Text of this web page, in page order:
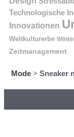
Technologische
Innovationen
Weltkulturerbe
Zeitmanagement
Mode> Sneaker